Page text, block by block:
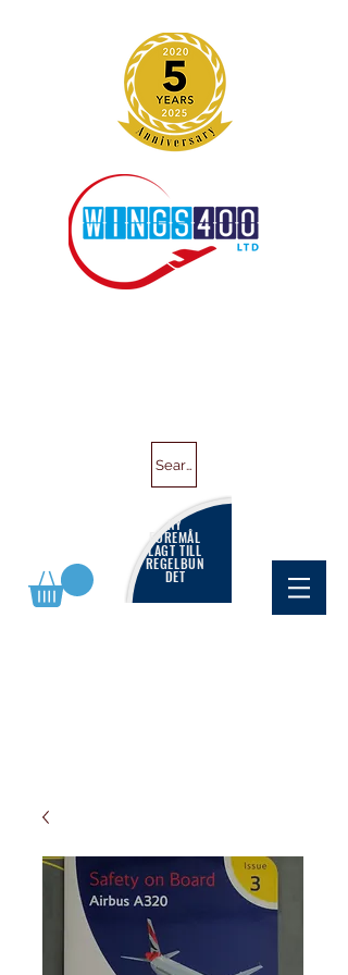
Search
NY
FÖREMÅL
LAGT TILL
REGELBUN
DET